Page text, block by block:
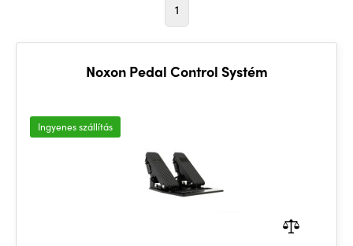
1
Noxon Pedal Control Systém
Ingyenes szállítás